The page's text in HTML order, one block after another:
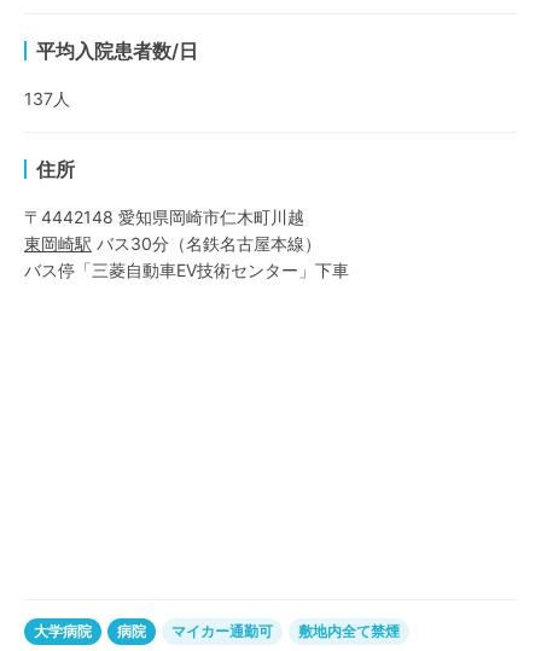
平均入院患者数/日
137人
住所
〒4442148 愛知県岡崎市仁木町川越
東岡崎駅 バス30分 （名鉄名古屋本線）
バス停「三菱自動車EV技術センター」下車
大学病院 病院 マイカー通勤可 敷地内全て禁煙